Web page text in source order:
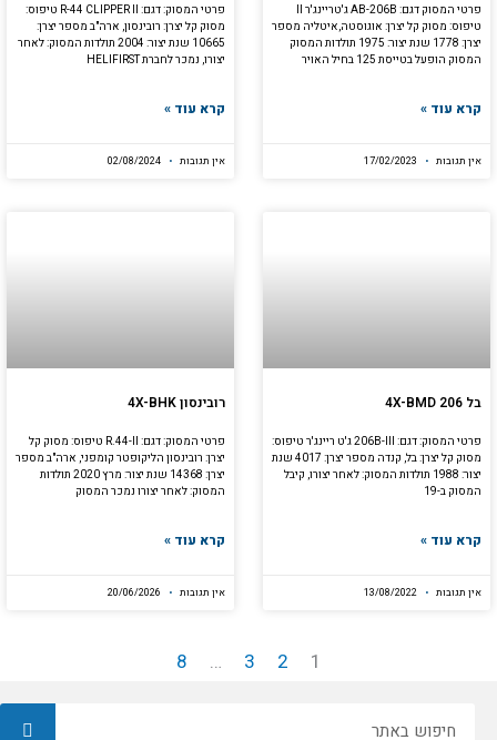
פרטי המסוק דגם: AB-206B ג'טריינג'ר II
טיפוס: מסוק קל יצרן: אוגוסטה,איטליה מספר
יצרן: 1778 שנת יצור: 1975 תולדות המסוק
המסוק הופעל בטייסת 125 בחיל האויר
קרא עוד »
אין תגובות
פרטי המסוק: דגם: R-44 CLIPPER II טיפוס:
מסוק קל יצרן: רובינסון, ארה"ב מספר יצרן:
10665 שנת יצור: 2004 תולדות המסוק: לאחר
יצורו, נמכר לחברת HELIFIRST
קרא עוד »
אין תגובות
בל 4X-BMD 206
פרטי המסוק: דגם: 206B-III ג'ט ריינג'ר טיפוס:
מסוק קל יצרן: בל, קנדה מספר יצרן: 4017 שנת
יצור: 1988 תולדות המסוק: לאחר יצורו, קיבל
המסוק ב-19
קרא עוד »
אין תגובות
רובינסון 4X-BHK
פרטי המסוק: דגם: R.44-II טיפוס: מסוק קל
יצרן: רובינסון הליקופטר קומפני, ארה"ב מספר
יצרן: 14368 שנת יצור: מרץ 2020 תולדות
המסוק: לאחר יצורו נמכר המסוק
קרא עוד »
אין תגובות
…